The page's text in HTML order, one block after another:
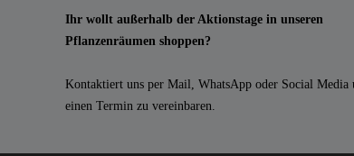
Ihr wollt außerhalb der Aktionstage in unseren
Pflanzenräumen shoppen?
Kontaktiert uns per Mail, WhatsApp oder Social Media
einen Termin zu vereinbaren.